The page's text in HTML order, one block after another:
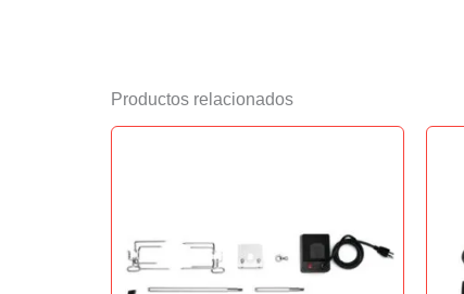
Productos relacionados